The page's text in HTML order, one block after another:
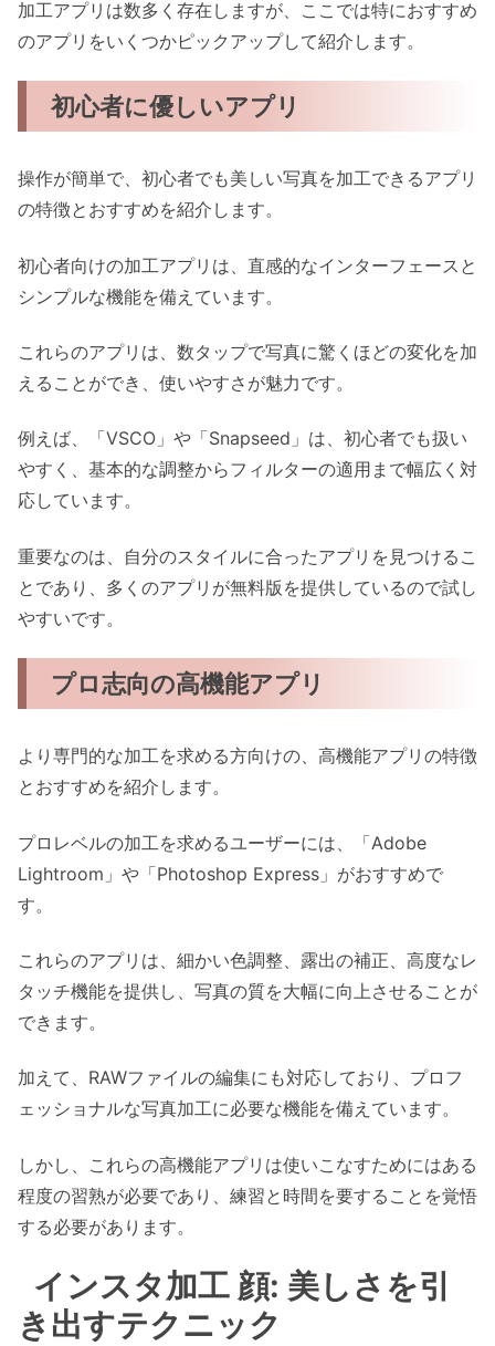
加工アプリは数多く存在しますが、ここでは特におすすめ
のアプリをいくつかピックアップして紹介します。
初心者に優しいアプリ
操作が簡単で、初心者でも美しい写真を加工できるアプリ
の特徴とおすすめを紹介します。
初心者向けの加工アプリは、直感的なインターフェースと
シンプルな機能を備えています。
これらのアプリは、数タップで写真に驚くほどの変化を加
えることができ、使いやすさが魅力です。
例えば、「VSCO」や「Snapseed」は、初心者でも扱い
やすく、基本的な調整からフィルターの適用まで幅広く対
応しています。
重要なのは、自分のスタイルに合ったアプリを見つけるこ
とであり、多くのアプリが無料版を提供しているので試し
やすいです。
プロ志向の高機能アプリ
より専門的な加工を求める方向けの、高機能アプリの特徴
とおすすめを紹介します。
プロレベルの加工を求めるユーザーには、「Adobe
Lightroom」や「Photoshop Express」がおすすめで
す。
これらのアプリは、細かい色調整、露出の補正、高度なレ
タッチ機能を提供し、写真の質を大幅に向上させることが
できます。
加えて、RAWファイルの編集にも対応しており、プロフ
ェッショナルな写真加工に必要な機能を備えています。
しかし、これらの高機能アプリは使いこなすためにはある
程度の習熟が必要であり、練習と時間を要することを覚悟
する必要があります。
インスタ加工 顔: 美しさを引
き出すテクニック